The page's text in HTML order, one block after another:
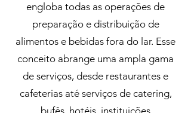
engloba todas as operações de
preparação e distribuição de
alimentos e bebidas fora do lar. Esse
conceito abrange uma ampla gama
de serviços, desde restaurantes e
cafeterias até serviços de catering,
bufês, hotéis, instituições